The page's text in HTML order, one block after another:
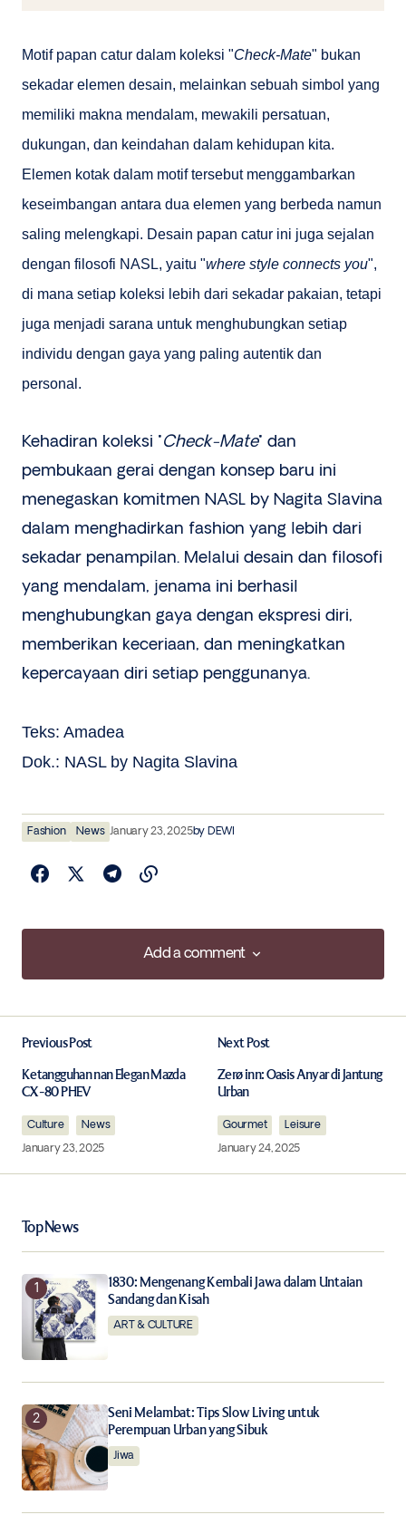
Motif papan catur dalam koleksi "Check-Mate" bukan
sekadar elemen desain, melainkan sebuah simbol yang
memiliki makna mendalam, mewakili persatuan,
dukungan, dan keindahan dalam kehidupan kita.
Elemen kotak dalam motif tersebut menggambarkan
keseimbangan antara dua elemen yang berbeda namun
saling melengkapi. Desain papan catur ini juga sejalan
dengan filosofi NASL, yaitu "where style connects you",
di mana setiap koleksi lebih dari sekadar pakaian, tetapi
juga menjadi sarana untuk menghubungkan setiap
individu dengan gaya yang paling autentik dan
personal.
Kehadiran koleksi "Check-Mate" dan
pembukaan gerai dengan konsep baru ini
menegaskan komitmen NASL by Nagita Slavina
dalam menghadirkan fashion yang lebih dari
sekadar penampilan. Melalui desain dan filosofi
yang mendalam, jenama ini berhasil
menghubungkan gaya dengan ekspresi diri,
memberikan keceriaan, dan meningkatkan
kepercayaan diri setiap penggunanya.
Teks: Amadea
Dok.: NASL by Nagita Slavina
Fashion News January 23, 2025by DEWI
Add a comment
Add a comment
Required fields are marked*
Comment
Your E-mail*
Save my name, email, and website in this browser for
the next time I comment.
Notify me of follow-up comments by email.
Notify me of new posts by email.
Submit Comment
Previous Post
Ketangguhan nan Elegan Mazda
CX-80 PHEV
Culture
News
January 23, 2025
Next Post
Zerø inn: Oasis Anyar di Jantung
Urban
Gourmet
Leisure
January 24, 2025
Top News
1830: Mengenang Kembali Jawa dalam Untaian
Sandang dan Kisah
ART & CULTURE
Seni Melambat: Tips Slow Living untuk
Perempuan Urban yang Sibuk
Jiwa